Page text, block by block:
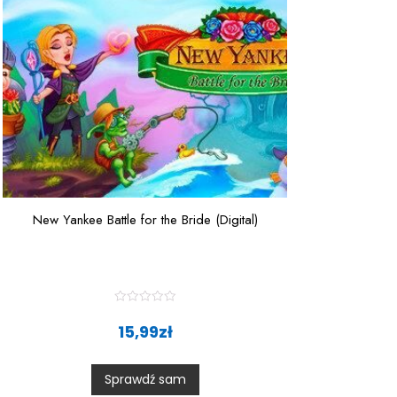
New Yankee Battle for the Bride (Digital)
0
o
u
15,99zł
Sprawdź sam